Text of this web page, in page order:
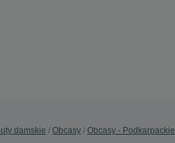
damskie Obcasy Obcasy - Podkarpackie